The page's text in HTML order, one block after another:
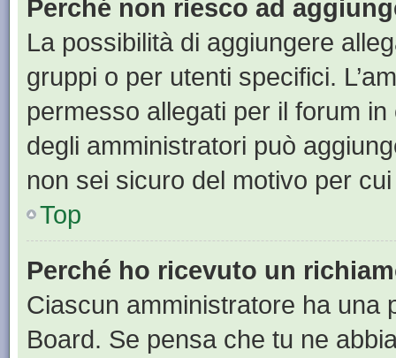
Perché non riesco ad
La possibilità di aggiungere
gruppi o per utenti specifici.
permesso allegati per il forum
degli amministratori può
non sei sicuro del motivo per
Top
Perché ho ricevuto un
Ciascun amministratore ha una
Board. Se pensa che tu ne